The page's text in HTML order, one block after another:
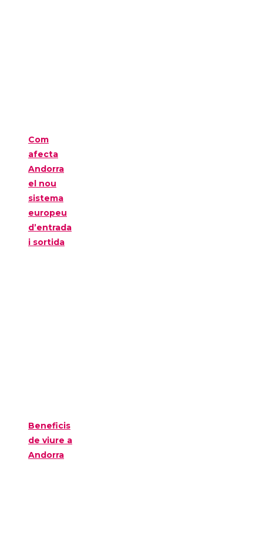
Com
afecta
Andorra
el nou
sistema
europeu
d’entrada
i sortida
Beneficis
de viure a
Andorra